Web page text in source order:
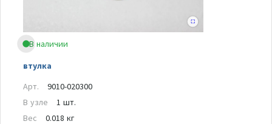
В наличии
втулка
Арт.
9010-020300
В узле
1 шт.
Вес
0.018 кг